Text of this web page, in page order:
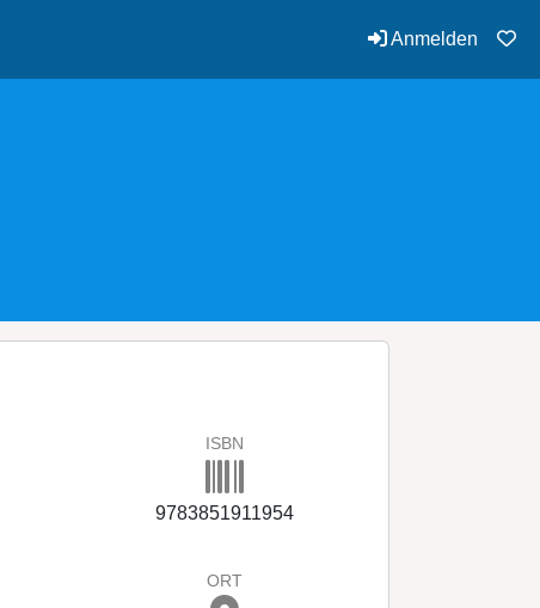
Anmelden
ISBN
9783851911954
ORT